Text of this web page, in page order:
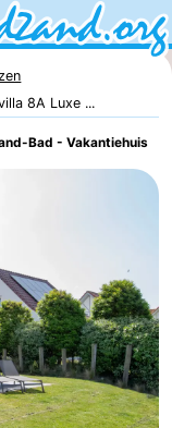
8A Luxe ...
Bad - Vakantiehuis